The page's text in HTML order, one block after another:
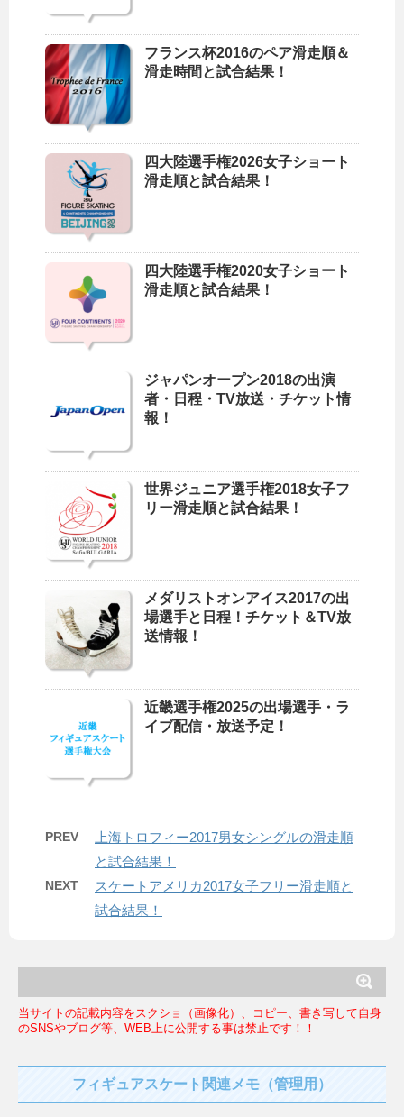
フランス杯2016のペア滑走順＆
滑走時間と試合結果！
四大陸選手権2026女子ショート
滑走順と試合結果！
四大陸選手権2020女子ショート
滑走順と試合結果！
ジャパンオープン2018の出演
者・日程・TV放送・チケット情
報！
世界ジュニア選手権2018女子フ
リー滑走順と試合結果！
メダリストオンアイス2017の出
場選手と日程！チケット＆TV放
送情報！
近畿選手権2025の出場選手・ラ
イブ配信・放送予定！
PREV
上海トロフィー2017男女シングルの滑走順
と試合結果！
NEXT
スケートアメリカ2017女子フリー滑走順と
試合結果！
当サイトの記載内容をスクショ（画像化）、コピー、書き写して自身
のSNSやブログ等、WEB上に公開する事は禁止です！！
フィギュアスケート関連メモ（管理用）